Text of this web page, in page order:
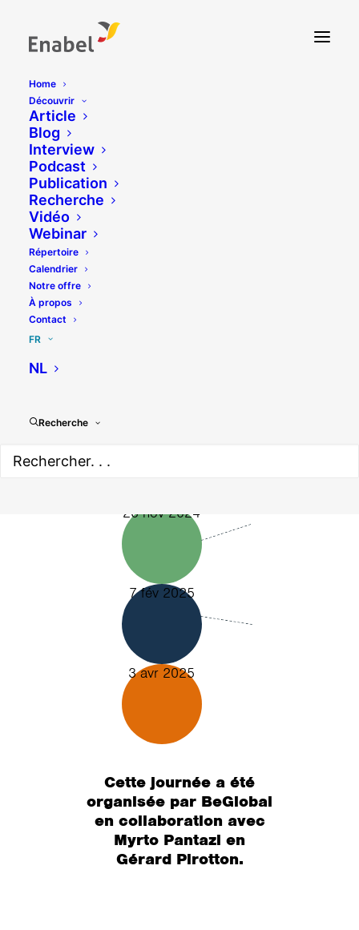
Home
Découvrir
Article
Blog
Interview
Podcast
Publication
Recherche
Vidéo
Webinar
Répertoire
Calendrier
Notre offre
À propos
Contact
FR
NL
Recherche
Comment notre perception
du monde est-elle façonnée
Retour sur la troisième journée de la Global
26 nov 2024
7 fév 2025
3 avr 2025
Cette journée a été
organisée par BeGlobal
en collaboration avec
Myrto Pantazi en
Gérard Pirotton.